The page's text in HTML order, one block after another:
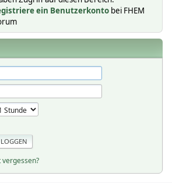
ein Benutzerkontobei FHEM
vergessen?